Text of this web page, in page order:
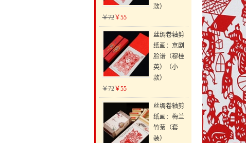
款）
￥72￥55
丝绸卷轴剪
纸画：京剧
脸谱（穆桂
英）（小
款）
￥72￥55
丝绸卷轴剪
纸画：梅兰
竹菊（套
装）